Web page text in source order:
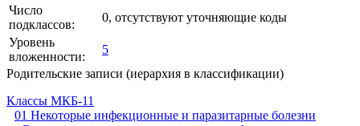
Число
подклассов:
0, отсутствуют уточняющие коды
Уровень
вложенности:
5
Родительские записи (иерархия в классификации)
Классы МКБ-11
01 Некоторые инфекционные и паразитарные болезни